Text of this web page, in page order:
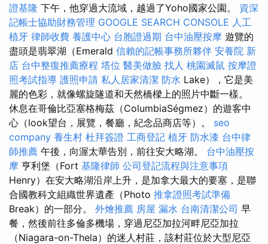
證基隆 下午，他穿過大流域，越過了Yoho國家公園。 資深
記帳士協助財務管理 GOOGLE SEARCH CONSOLE 人工
植牙 律師收費 養護中心 台胞證過期 台中油壓按摩 遊覽的
盡頭是翡翠湖（Emerald 信賴的記帳事務所夥伴 安養院 新
店 台中整復推薦療程 塔位 醫美做臉 找人 桃園滅鼠 按摩證
照考試指導 護照申請 私人居家清潔 防水 Lake），它是美
麗的色彩，就像螺旋隧道和天然橋樑上的照片中斷一樣。
休息在哥倫比亞塞格梅茲（ColumbiaSégmez）的遊客中
心（look望台，展覽，餐廳，紀念品商店等）。 seo
company 養生村 杜拜簽證 工商登記 植牙 防水漆 台中律
師推薦 午後，向渥太華告別，前往安大略湖。 台中油壓按
摩 亨利堡（Fort 基隆律師 公司登記流程與注意事項
Henry）在安大略湖沿岸上升，是加拿大最大的要塞，是聯
合國教科文組織世界遺產（Photo 推拿證照考試準備
Break）的一部分。 外燴推薦 房屋 漏水 台南清潔公司 早
餐，然後前往多倫多機場，穿過尼亞加拉河畔尼亞加拉
（Niagara-on-Thela）的迷人村莊，該村莊位於大型尼亞